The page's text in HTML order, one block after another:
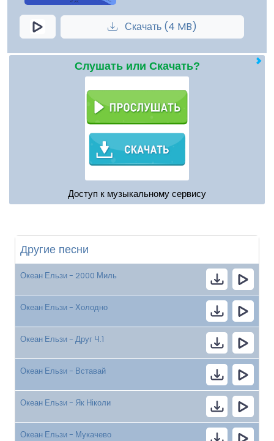
Скачать (4 MB)
Слушать или Скачать?
Доступ к музыкальному сервису
Другие песни
Океан Ельзи - 2000 Миль
Океан Ельзи - Холодно
Океан Ельзи - Друг Ч.1
Океан Ельзи - Вставай
Океан Ельзи - Як Ніколи
Океан Ельзи - Мукачево